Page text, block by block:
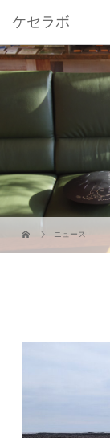
ケセラボ
ニュース